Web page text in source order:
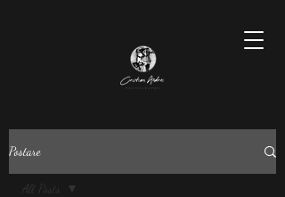
Postare
All Posts